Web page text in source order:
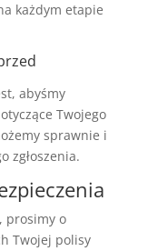
każdym etapie
abyśmy
Twojego
sprawnie i
zgłoszenia.
prosimy o
Twojej polisy